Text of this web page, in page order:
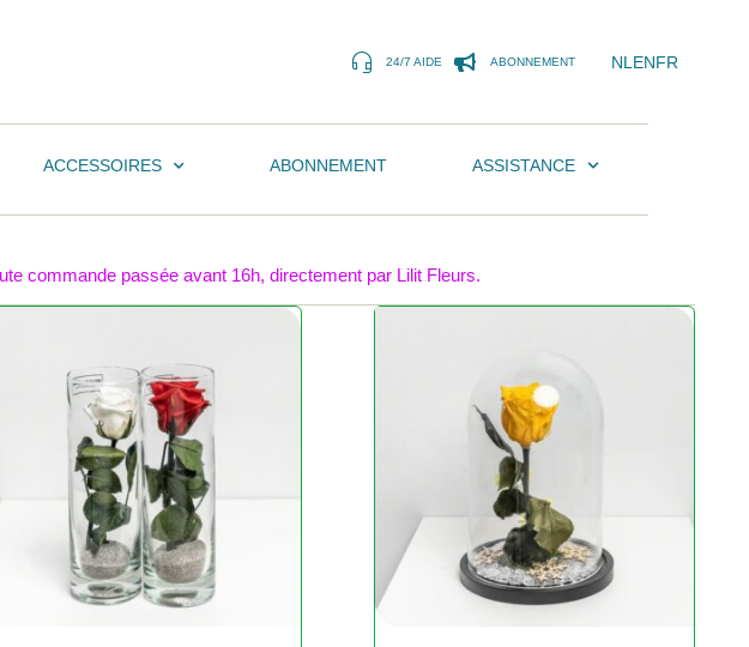
24/7 AIDE ABONNEMENT NL ENFR
ACCESSOIRES ABONNEMENT ASSISTANCE
commande passée avant 16h, directement par Lilit Fleurs.